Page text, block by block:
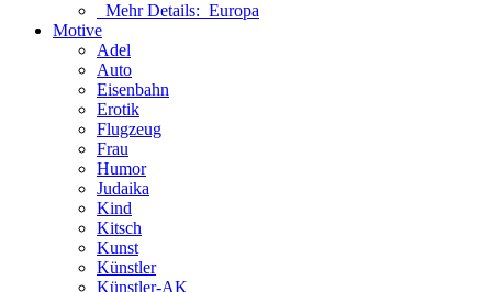
Mehr Details: Europa
Motive
Adel
Auto
Eisenbahn
Erotik
Flugzeug
Frau
Humor
Judaika
Kind
Kitsch
Kunst
Künstler
Künstler-AK